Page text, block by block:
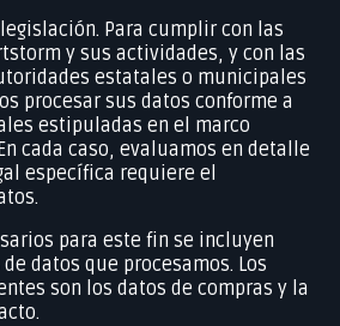
Para cumplir con las
y sus actividades, y con las
estatales o municipales
procesar sus datos conforme a
estipuladas en el marco
cada caso, evaluamos en detalle
específica requiere el
para este fin se incluyen
datos que procesamos. Los
son los datos de compras y la